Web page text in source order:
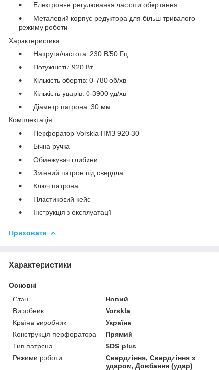
Електронне регулювання частоти обертання
Металевий корпус редуктора для більш тривалого
режиму роботи
Характеристика:
Напруга/частота: 230 В/50 Гц
Потужність: 920 Вт
Кількість обертів: 0-780 об/хв
Кількість ударів: 0-3900 уд/хв
Діаметр патрона: 30 мм
Комплектація:
Перфоратор Vorskla ПМЗ 920-30
Бічна ручка
Обмежувач глибини
Змінний патрон під свердла
Ключ патрона
Пластиковий кейс
Інструкція з експлуатації
Приховати
Характеристики
Основні
Стан
Новий
Виробник
Vorskla
Країна виробник
Україна
Конструкція перфоратора
Прямий
Тип патрона
SDS-plus
Режими роботи
Свердління, Свердління з
ударом, Довбання (удар)